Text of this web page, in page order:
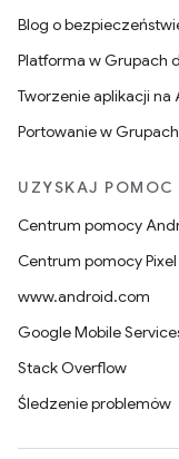
Blog o
Platforma w Grupach
Tworzenie aplikacji
Portowanie w
UZYSKAJ POMOC
Centrum pomocy
Centrum pomocy Pixel
www.android.com
Google Mobile
Stack Overflow
Śledzenie problemów